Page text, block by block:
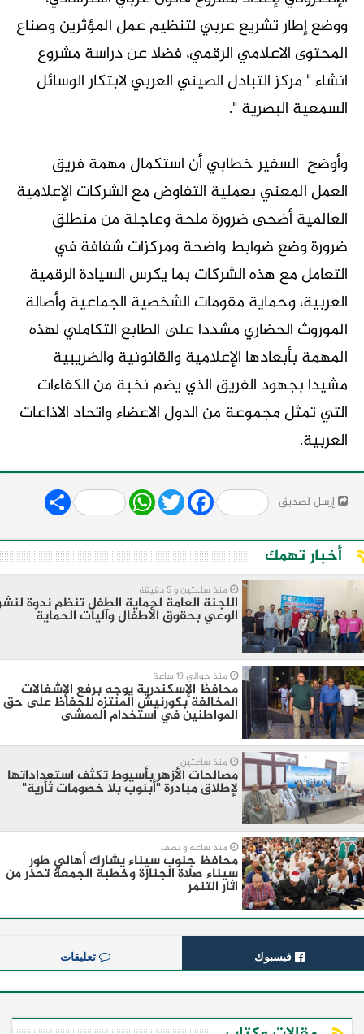
ووضع إطار تشريع عربي لتنظيم عمل المؤثرين وصناع
المحتوى الاعلامي الرقمي، فضلا عن دراسة مشروع
انشاء " مركز التبادل الصيني العربي لابتكار الوسائل
السمعية البصرية ".
وأوضح السفير خطابي أن استكمال مهمة فريق
العمل المعني بعملية التفاوض مع الشركات الإعلامية
العالمية أضحى ضرورة ملحة وعاجلة من منطلق
ضرورة وضع ضوابط واضحة ومركزات شفافة في
التعامل مع هذه الشركات بما يكرس السيادة الرقمية
العربية، وحماية مقومات الشخصية الجماعية وأصالة
الموروث الحضاري مشددا على الطابع التكاملي لهذه
المهمة بأبعادها الإعلامية والقانونية والضريبية
مشيدا بجهود الفريق الذي يضم نخبة من الكفاءات
التي تمثل مجموعة من الدول الاعضاء واتحاد الاذاعات
العربية.
إرسل لصديق Share WhatsApp
Twitter Facebook
أخبار تهمك
منذ ساعتين و 5 دقيقة
اللجنة العامة لحماية الطفل تنظم ندوة
الوعي بحقوق الأطفال وآليات الحماية
منذ حوالي 19 ساعة
محافظ الإسكندرية يوجه برفع الإشغالات
المخالفة بكورنيش المنتزه للحفاظ على حق
المواطنين في استخدام الممشى
منذ ساعتين
مصالحات الأزهر بأسيوط تكثف استعداداتها
لإطلاق مبادرة "أبنوب بلا خصومات ثأرية"
منذ ساعة و نصف
محافظ جنوب سيناء يشارك أهالي طور
سيناء صلاة الجنازة وخطبة الجمعة تحذر من
اثار التنمر
فيسبوك تعليقات